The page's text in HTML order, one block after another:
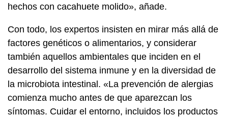
hechos con cacahuete molido», añade.
Con todo, los expertos insisten en mirar más allá de
factores genéticos o alimentarios, y considerar
también aquellos ambientales que inciden en el
desarrollo del sistema inmune y en la diversidad de
la microbiota intestinal. «La prevención de alergias
comienza mucho antes de que aparezcan los
síntomas. Cuidar el entorno, incluidos los productos